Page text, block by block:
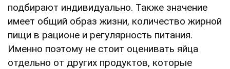
подбирают индивидуально. Также значение
имеет общий образ жизни, количество жирной
пищи в рационе и регулярность питания.
Именно поэтому не стоит оценивать яйца
отдельно от других продуктов, которые